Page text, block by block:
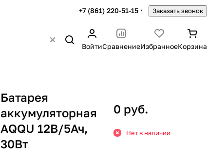
+7 (861) 220-51-15 Заказать звонок
ВойтиСравнениеИзбранноеКорзина
Батарея
аккумуляторная
AQQU 12В/5Ач,
30Вт
0 руб.
Нет в наличии